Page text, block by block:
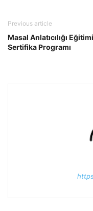
Previous article
Masal Anlatıcılığı Eğitimi
Sertifika Programı